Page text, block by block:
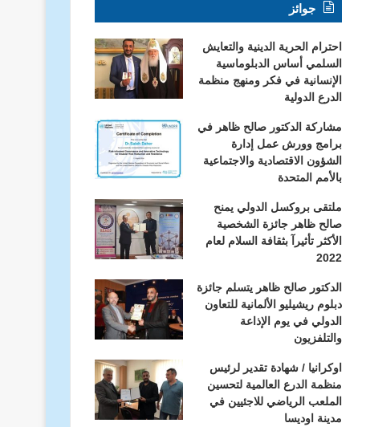
مشاركة وفد منظمة الدرع
جوائز
احترام الحرية الدينية والتعايش
السلمي أساس الدبلوماسية
الإنسانية في فكر ومنهج منظمة
الدرع الدولية
مشاركة الدكتور صالح ظاهر في
برامج وورش عمل إدارة
الشؤون الاقتصادية والاجتماعية
بالأمم المتحدة
ملتقى بروكسل الدولي يمنح
صالح ظاهر جائزة الشخصية
الأكثر تأثيرآ بثقافة السلام لعام
2022
الدكتور صالح ظاهر يتسلم جائزة
دبلوم ريشيليو الألمانية للتعاون
الدولي في يوم الإذاعة
والتلفزيون
اوكرانيا / شهادة تقدير لرئيس
منظمة الدرع العالمية لتحسين
الملعب الرياضي للاجئيين في
مدينة اوديسا